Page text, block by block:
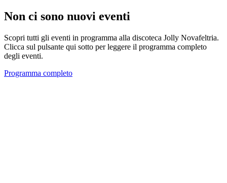
Non ci sono nuovi eventi
Scopri tutti gli eventi in programma alla discoteca Jolly Novafeltria.
Clicca sul pulsante qui sotto per leggere il programma completo
degli eventi.
Programma completo